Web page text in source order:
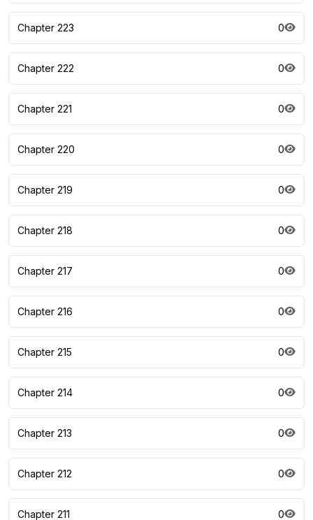
Chapter 223 0
Chapter 222 0
Chapter 221 0
Chapter 220 0
Chapter 219 0
Chapter 218 0
Chapter 217 0
Chapter 216 0
Chapter 215 0
Chapter 214 0
Chapter 213 0
Chapter 212 0
Chapter 211 0